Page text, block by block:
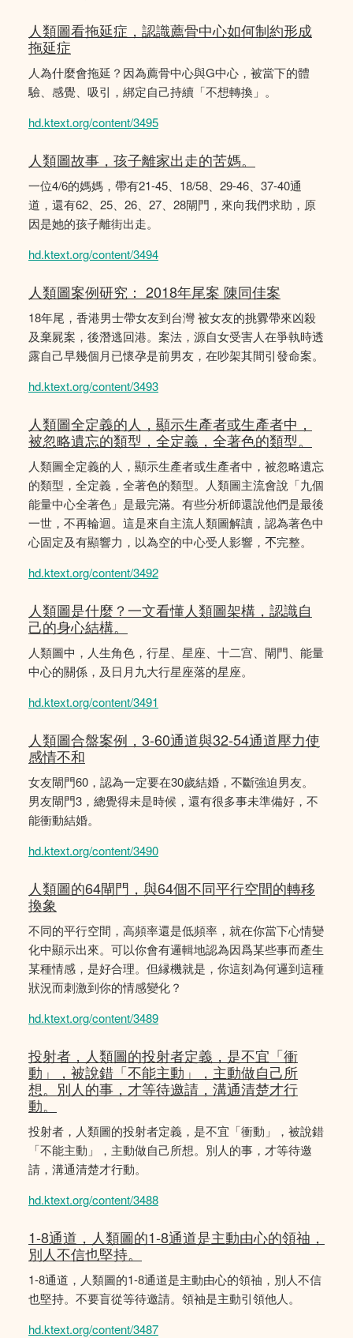
人類圖看拖延症，認識薦骨中心如何制約形成
拖延症
人為什麼會拖延？因為薦骨中心與G中心，被當下的體
驗、感覺、吸引，綁定自己持續「不想轉換」。
hd.ktext.org/content/3495
人類圖故事，孩子離家出走的苦媽。
一位4/6的媽媽，帶有21-45、18/58、29-46、37-40通
道，還有62、25、26、27、28閘門，來向我們求助，原
因是她的孩子離街出走。
hd.ktext.org/content/3494
人類圖案例研究： 2018年尾案 陳同佳案
18年尾，香港男士帶女友到台灣 被女友的挑釁帶來凶殺
及棄屍案，後潛逃回港。案法，源自女受害人在爭執時透
露自己早幾個月已懷孕是前男友，在吵架其間引發命案。
hd.ktext.org/content/3493
人類圖全定義的人，顯示生產者或生產者中，
被忽略遺忘的類型，全定義，全著色的類型。
人類圖全定義的人，顯示生產者或生產者中，被忽略遺忘
的類型，全定義，全著色的類型。人類圖主流會說「九個
能量中心全著色」是最完滿。有些分析師還說他們是最後
一世，不再輪迴。這是來自主流人類圖解讀，認為著色中
心固定及有顯響力，以為空的中心受人影響，𣎴完整。
hd.ktext.org/content/3492
人類圖是什麼？一文看懂人類圖架構，認識自
己的身心結構。
人類圖中，人生角色，行星、星座、十二宫、閘門、能量
中心的關係，及日月九大行星座落的星座。
hd.ktext.org/content/3491
人類圖合盤案例，3-60通道與32-54通道壓力使
感情不和
女友閘門60，認為一定要在30歲結婚，不斷強迫男友。
男友閘門3，總覺得未是時候，還有很多事未準備好，不
能衝動結婚。
hd.ktext.org/content/3490
人類圖的64閘門，與64個不同平行空間的轉移
換象
不同的平行空間，高頻率還是低頻率，就在你當下心情變
化中顯示出來。可以你會有邏輯地認為因爲某些事而產生
某種情感，是好合理。但縁機就是，你這刻為何邏到這種
狀況而刺激到你的情感變化？
hd.ktext.org/content/3489
投射者，人類圖的投射者定義，是不宜「衝
動」，被說錯「不能主動」，主動做自己所
想。別人的事，才等待邀請，溝通清楚才行
動。
投射者，人類圖的投射者定義，是不宜「衝動」，被說錯
「不能主動」，主動做自己所想。別人的事，才等待邀
請，溝通清楚才行動。
hd.ktext.org/content/3488
1-8通道，人類圖的1-8通道是主動由心的領䄂，
別人不信也堅持。
1-8通道，人類圖的1-8通道是主動由心的領䄂，別人不信
也堅持。不要盲從等待邀請。領袖是主動引領他人。
hd.ktext.org/content/3487